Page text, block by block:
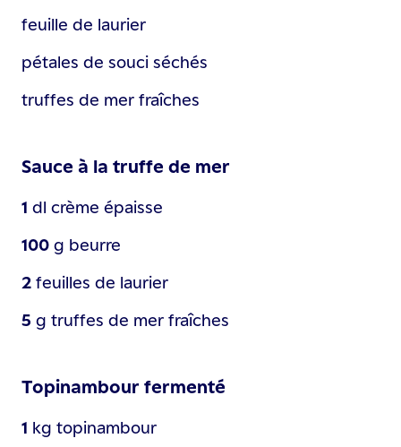
feuille de laurier
pétales de souci séchés
truffes de mer fraîches
Sauce à la truffe de mer
1 dl crème épaisse
100 g beurre
2 feuilles de laurier
5 g truffes de mer fraîches
Topinambour fermenté
1 kg topinambour